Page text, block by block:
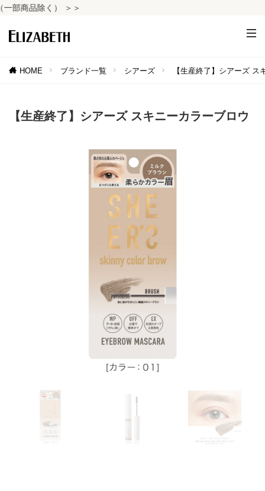
商品除く） ＞＞
HOME ブランド一覧 シアーズ 【生産終了】シアーズ ス
【生産終了】シアーズ スキニーカラーブロウ